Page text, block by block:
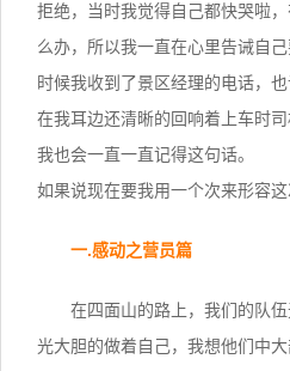
拒绝，当时我觉得自己都快哭啦
么办，所以我一直在心里告诫自
时候我收到了景区经理的电话，
在我耳边还清晰的回响着上车时
我也会一直一直记得这句话。
如果说现在要我用一个次来形容
一.感动之营员篇
在四面山的路上，我们的队
光大胆的做着自己，我想他们中